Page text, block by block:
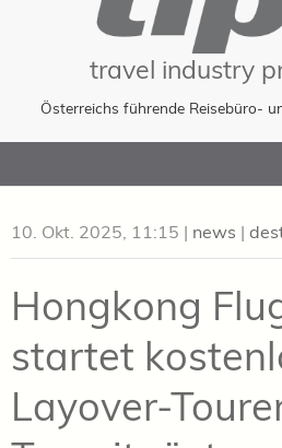
travel industry
Österreichs führende Reisebüro-
to
10. Okt. 2025, 11:15 | news |
Hongkong
startet
Layover-